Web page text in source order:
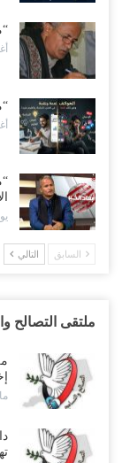
السابق التالي
ملتقى التصالح